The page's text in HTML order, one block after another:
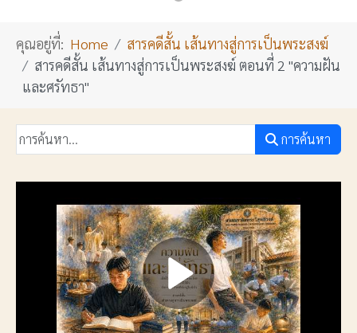
คุณอยู่ที่: Home
สารคดีสั้น เส้นทางสู่การเป็นพระสงฆ์
สารคดีสั้น เส้นทางสู่การเป็นพระสงฆ์ ตอนที่ 2 "ความฝัน
และศรัทธา"
การค้นหา